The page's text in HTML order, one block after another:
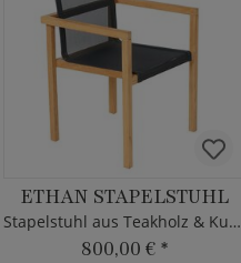
ETHAN STAPELSTUHL
Stapelstuhl aus Teakholz & Kunststoffgewebe
800,00 € *